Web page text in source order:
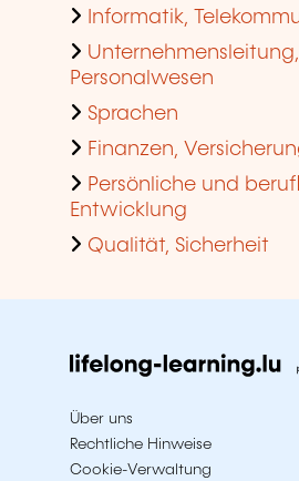
Informatik,
Unternehmensleitung,
Personalwesen
Sprachen
Finanzen,
Persönliche und
Entwicklung
Qualität, Sicherheit
Über uns
Rechtliche Hinweise
Cookie-Verwaltung